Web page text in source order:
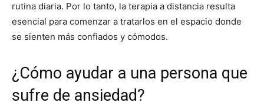
rutina diaria. Por lo tanto, la terapia a distancia resulta
esencial para comenzar a tratarlos en el espacio donde
se sienten más confiados y cómodos.
¿Cómo ayudar a una persona que
sufre de ansiedad?